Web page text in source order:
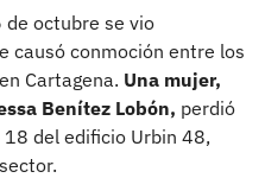
de octubre se vio
causó conmoción entre los
Cartagena. Una mujer,
Benítez Lobón, perdió
del edificio Urbin 48,